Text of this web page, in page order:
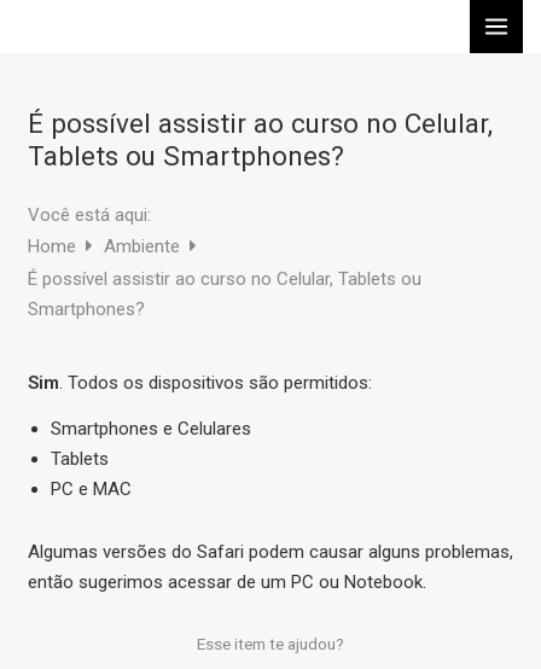
conteúdoÉ possível assistir ao curso no Celular,
Tablets ou Smartphones?
Você está aqui:
Home
Ambiente
É possível assistir ao curso no Celular, Tablets ou
Smartphones?
Sim. Todos os dispositivos são permitidos:
Smartphones e Celulares
Tablets
PC e MAC
Algumas versões do Safari podem causar alguns problemas,
então sugerimos acessar de um PC ou Notebook.
Esse item te ajudou?